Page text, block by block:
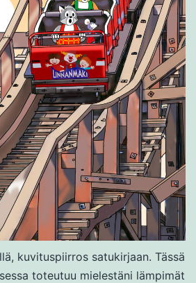
kuvituspiirros satukirjaan. Tässä
toteutuu mielestäni lämpimät